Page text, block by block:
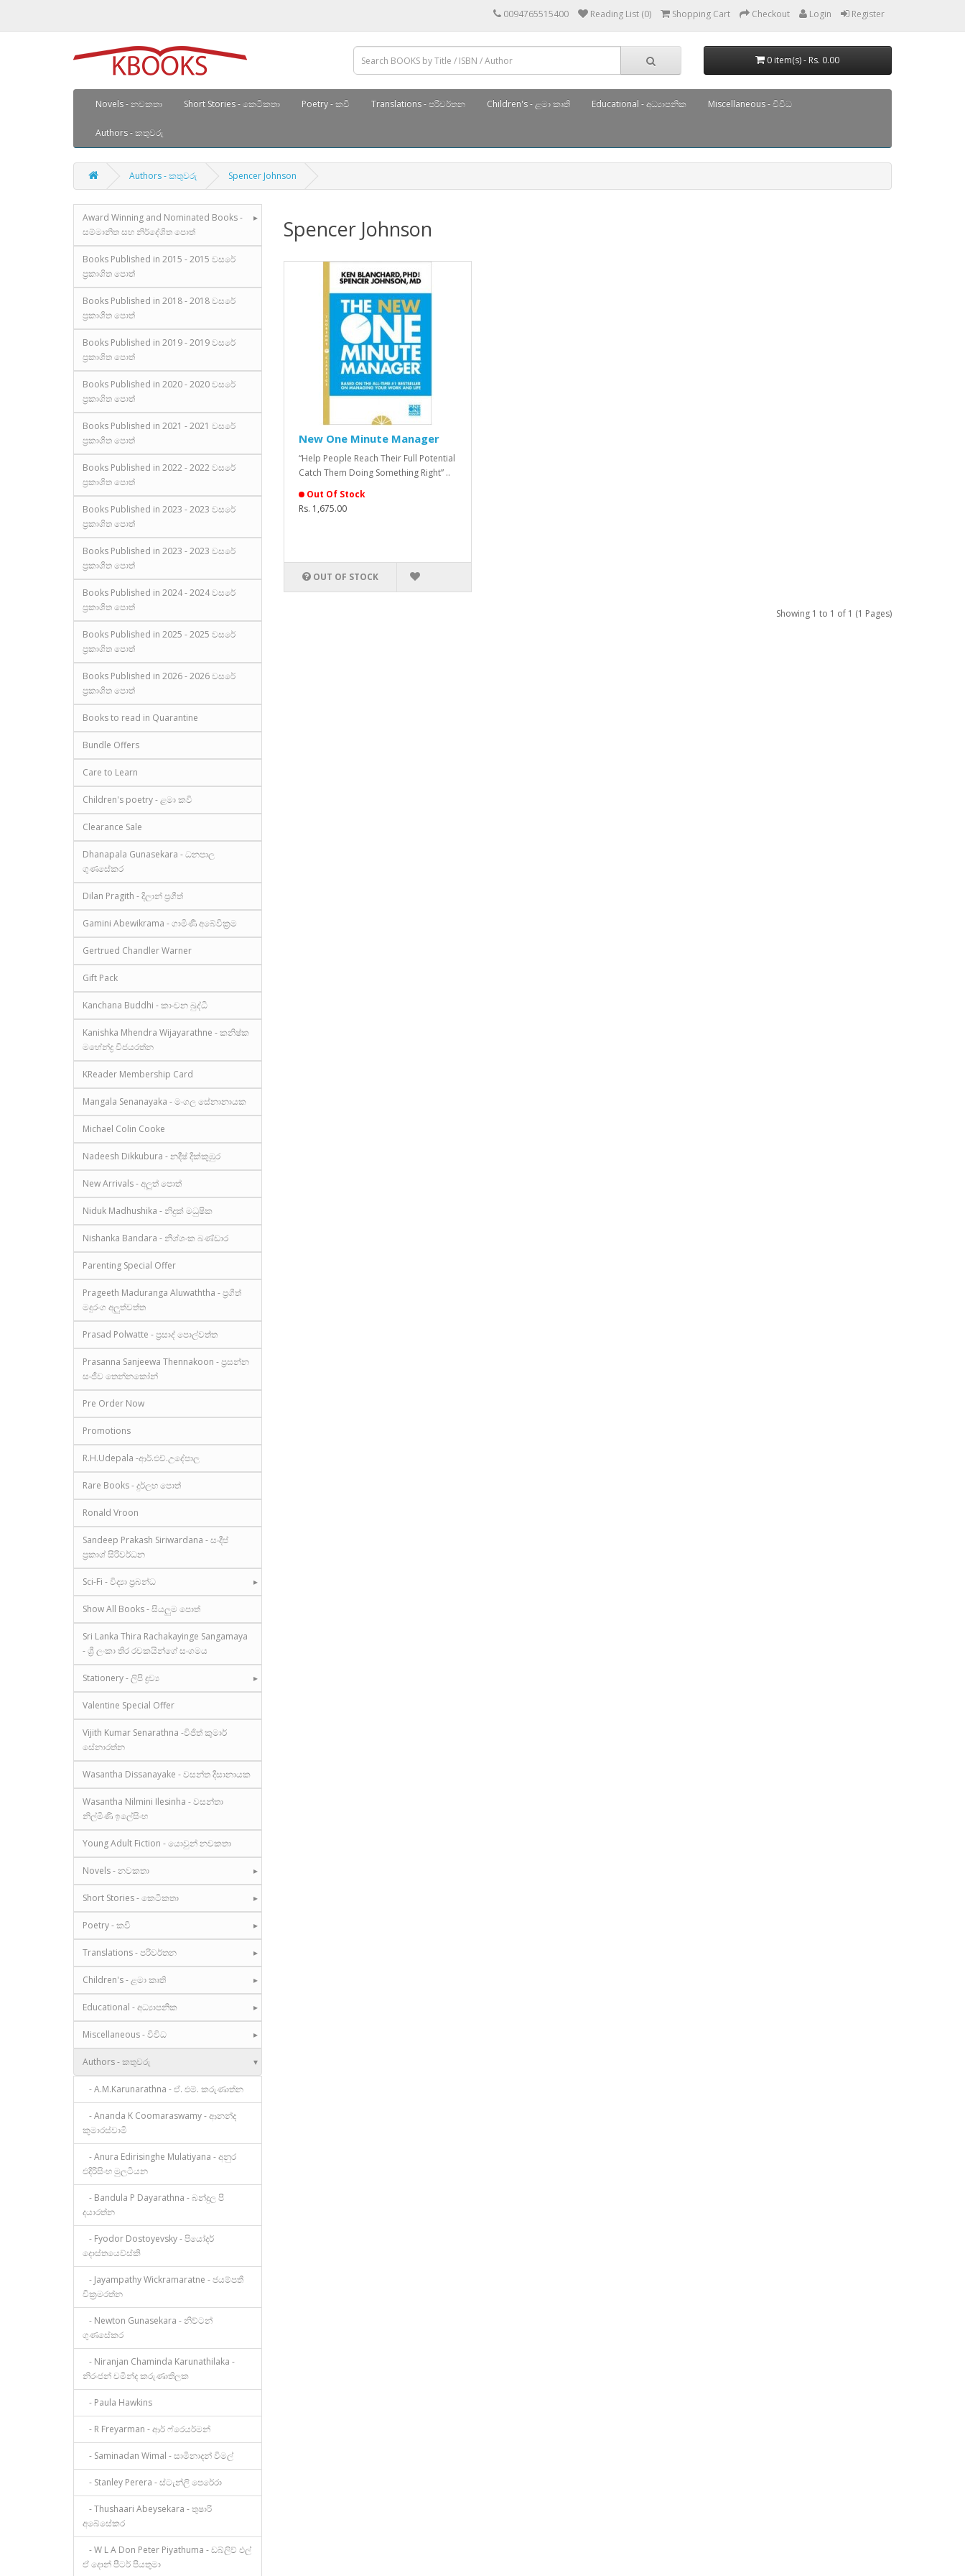
0094765515400 Reading List (0) Shopping Cart Checkout Login Register
0 item(s) - Rs. 0.00
Novels - නවකතා Short Stories - කෙටිකතා Poetry - කවි Translations - පරිවර්තන Children's - ළමා කෘති Educational - අධ්‍යාපනික Miscellaneous - විවිධ
Authors - කතුවරු
Authors - කතුවරු Spencer Johnson
Award Winning and Nominated Books -
සම්මානිත සහ නිර්දේශිත පොත්
Books Published in 2015 - 2015 වසරේ
ප්‍රකාශිත පොත්
Books Published in 2018 - 2018 වසරේ
ප්‍රකාශිත පොත්
Books Published in 2019 - 2019 වසරේ
ප්‍රකාශිත පොත්
Books Published in 2020 - 2020 වසරේ
ප්‍රකාශිත පොත්
Books Published in 2021 - 2021 වසරේ
ප්‍රකාශිත පොත්
Books Published in 2022 - 2022 වසරේ
ප්‍රකාශිත පොත්
Books Published in 2023 - 2023 වසරේ
ප්‍රකාශිත පොත්
Books Published in 2023 - 2023 වසරේ
ප්‍රකාශිත පොත්
Books Published in 2024 - 2024 වසරේ
ප්‍රකාශිත පොත්
Books Published in 2025 - 2025 වසරේ
ප්‍රකාශිත පොත්
Books Published in 2026 - 2026 වසරේ
ප්‍රකාශිත පොත්
Books to read in Quarantine
Bundle Offers
Care to Learn
Children's poetry - ළමා කවි
Clearance Sale
Dhanapala Gunasekara - ධනපාල
ගුණසේකර
Dilan Pragith - දිලාන් ප්‍රගීත්
Gamini Abewikrama - ගාමිණී අබේවික්‍රම
Gertrued Chandler Warner
Gift Pack
Kanchana Buddhi - කාංචන බුද්ධි
Kanishka Mhendra Wijayarathne - කනිෂ්ක
මහේන්ද්‍ර විජයරත්න
KReader Membership Card
Mangala Senanayaka - මංගල සේනානායක
Michael Colin Cooke
Nadeesh Dikkubura - නදීෂ් දික්කුඹුර
New Arrivals - අලුත් පොත්
Niduk Madhushika - නිදුක් මධුෂික
Nishanka Bandara - නිශ්ශංක බණ්ඩාර
Parenting Special Offer
Prageeth Maduranga Aluwaththa - ප්‍රගීත්
මදුරංග අලුත්වත්ත
Prasad Polwatte - ප්‍රසාද් පොල්වත්ත
Prasanna Sanjeewa Thennakoon - ප්‍රසන්න
සංජීව තෙන්නකෝන්
Pre Order Now
Promotions
R.H.Udepala -ආර්.එච්.උදේපාල
Rare Books - දුර්ලභ පොත්
Ronald Vroon
Sandeep Prakash Siriwardana - සංදීප්
ප්‍රකාශ් සිරිවර්ධන
Sci-Fi - විද්‍යා ප්‍රබන්ධ
Show All Books - සියලුම පොත්
Sri Lanka Thira Rachakayinge Sangamaya
- ශ්‍රී ලංකා තිර රචකයින්ගේ සංගමය
Stationery - ලිපි ද්‍රව්‍ය
Valentine Special Offer
Vijith Kumar Senarathna -විජිත් කුමාර්
සේනාරත්න
Wasantha Dissanayake - වසන්ත දිසානායක
Wasantha Nilmini Ilesinha - වසන්තා
නිල්මිණි ඉලේසිංහ
Young Adult Fiction - යොවුන් නවකතා
Novels - නවකතා
Short Stories - කෙටිකතා
Poetry - කවි
Translations - පරිවර්තන
Children's - ළමා කෘති
Educational - අධ්‍යාපනික
Miscellaneous - විවිධ
Authors - කතුවරු
- A.M.Karunarathna - ඒ. එම්. කරුණාත්න
- Ananda K Coomaraswamy - ආනන්ද
කුමාරස්වාමි
- Anura Edirisinghe Mulatiyana - අනුර
එදිරිසිංහ මුලටියන
- Bandula P Dayarathna - බන්දුල පී
දයාරත්න
- Fyodor Dostoyevsky - පියෝදර්
දොස්තයෙව්ස්කි
- Jayampathy Wickramaratne - ජයම්පතී
වික්‍රමරත්න
- Newton Gunasekara - නිව්ටන්
ගුණසේකර
- Niranjan Chaminda Karunathilaka -
නිරංජන් චමින්ද කරුණාතිලක
- Paula Hawkins
- R Freyarman - ආර් ෆ්රෙයර්මන්
- Saminadan Wimal - සාමිනාදන් විමල්
- Stanley Perera - ස්ටැන්ලි පෙරේරා
- Thushaari Abeysekara - තුෂාරි
අබේසේකර
- W L A Don Peter Piyathuma - ඩබ්ලිව් එල්
ඒ දොන් පීටර් පියතුමා
Spencer Johnson
New One Minute Manager
“Help People Reach Their Full Potential
Catch Them Doing Something Right” ..
Out Of Stock
Rs. 1,675.00
OUT OF STOCK
Showing 1 to 1 of 1 (1 Pages)